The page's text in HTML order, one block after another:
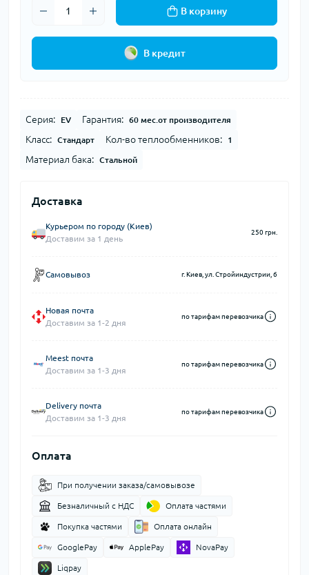
В корзину
В кредит
Серия: EV Гарантия: 60 мес.от производителя
Класс: Стандарт Кол-во теплообменников: 1
Материал бака: Стальной
Доставка
Курьером по городу (Киев)
Доставим за 1 день
250 грн.
Самовывоз г. Киев, ул. Стройиндустрии, 6
Новая почта
Доставим за 1-2 дня
по тарифам перевозчика
Meest почта
Доставим за 1-3 дня
по тарифам перевозчика
Delivery почта
Доставим за 1-3 дня
по тарифам перевозчика
Оплата
При получении заказа/самовывозе
Безналичный с НДС Оплата частями
Покупка частями Оплата онлайн
GooglePay ApplePay NovaPay
Liqpay